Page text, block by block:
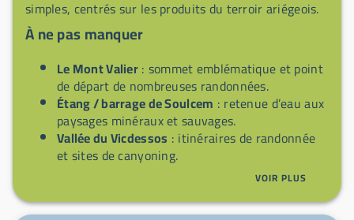
simples, centrés sur les produits du terroir ariégeois.
À ne pas manquer
Le Mont Valier: sommet emblématique et point
de départ de nombreuses randonnées.
Étang / barrage de Soulcem : retenue d’eau aux
paysages minéraux et sauvages.
Vallée du Vicdessos : itinéraires de randonnée
et sites de canyoning.
: boucles locales
Produits locaux: fromages de montagne et
VOIR PLUS